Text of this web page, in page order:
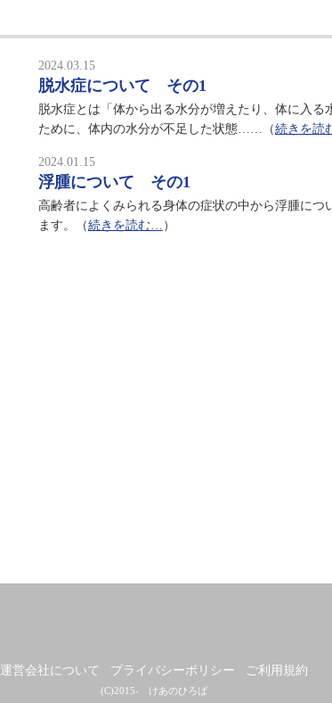
2024.03.15
脱水症について その1
脱水症とは「体から出る水分が増えたり、体に入る
ために、体内の水分が不足した状態……（続きを読
2024.01.15
浮腫について その1
高齢者によくみられる身体の症状の中から浮腫につ
ます。（続きを読む… ）
運営会社について プライバシーポリシー ご利用規約
(C)2015- けあのひろば